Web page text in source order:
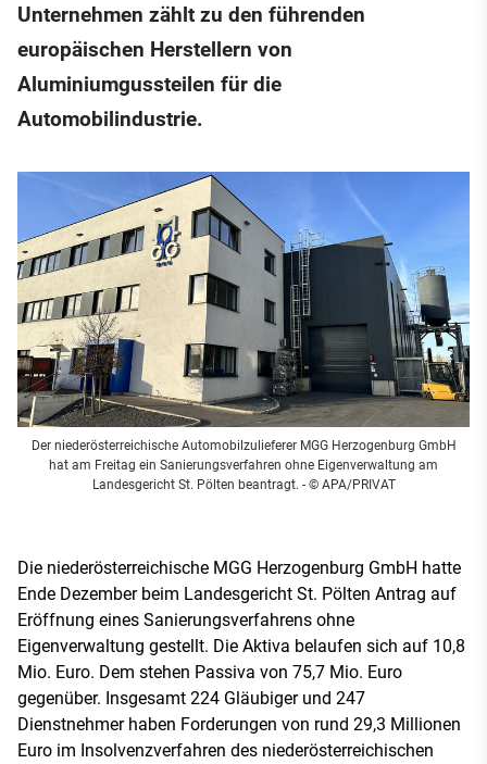
Unternehmen zählt zu den führenden
europäischen Herstellern von
Aluminiumgussteilen für die
Automobilindustrie.
Der niederösterreichische Automobilzulieferer MGG Herzogenburg GmbH
hat am Freitag ein Sanierungsverfahren ohne Eigenverwaltung am
Landesgericht St. Pölten beantragt. - © APA/PRIVAT
Die niederösterreichische MGG Herzogenburg GmbH hatte
Ende Dezember beim Landesgericht St. Pölten Antrag auf
Eröffnung eines Sanierungsverfahrens ohne
Eigenverwaltung gestellt. Die Aktiva belaufen sich auf 10,8
Mio. Euro. Dem stehen Passiva von 75,7 Mio. Euro
gegenüber. Insgesamt 224 Gläubiger und 247
Dienstnehmer haben Forderungen von rund 29,3 Millionen
Euro im Insolvenzverfahren des niederösterreichischen